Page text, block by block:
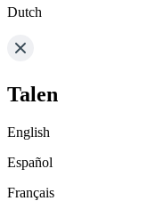
Dutch
Talen
English
Español
Français